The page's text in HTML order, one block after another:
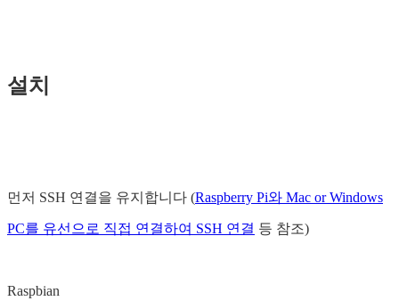
설치
먼저 SSH 연결을 유지합니다 (Raspberry Pi와 Mac or Windows
PC를 유선으로 직접 연결하여 SSH 연결 등 참조)
Raspbian